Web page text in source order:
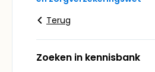
Terug
Zoeken in kennisbank